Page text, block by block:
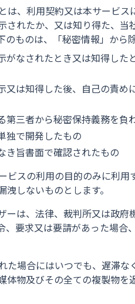
は、利用契約又は本サービ
されたか、又は知り得た、
ものは、「秘密情報」から
がなされたとき又は知得し
又は知得した後、自己の責
第三者から秘密保持義務を負
独で開発したもの
き旨書面で確認されたもの
ビスの利用の目的のみに利
しないものとします。
ーは、法律、裁判所又は政
、要求又は要請があった場
た場合にはいつでも、遅滞
物及びその全ての複製物を